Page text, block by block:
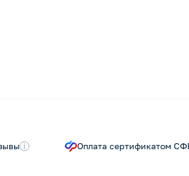
i Оплата сертификатом